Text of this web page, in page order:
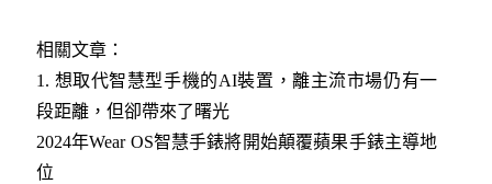
相關文章：
1. 想取代智慧型手機的AI裝置，離主流市場仍有一
段距離，但卻帶來了曙光
2024年Wear OS智慧手錶將開始顛覆蘋果手錶主導地
位